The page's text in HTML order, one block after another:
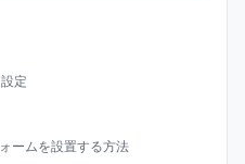
定
ームを設置する方法